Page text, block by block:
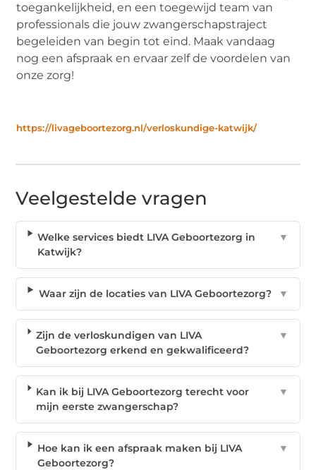
toegankelijkheid, en een toegewijd team van
professionals die jouw zwangerschapstraject
begeleiden van begin tot eind. Maak vandaag
nog een afspraak en ervaar zelf de voordelen van
onze zorg!
https://livageboortezorg.nl/verloskundige-katwijk/
Veelgestelde vragen
Welke services biedt LIVA Geboortezorg in
Katwijk?
▼
Waar zijn de locaties van LIVA Geboortezorg? ▼
Zijn de verloskundigen van LIVA
Geboortezorg erkend en gekwalificeerd?
▼
Kan ik bij LIVA Geboortezorg terecht voor
mijn eerste zwangerschap?
▼
Hoe kan ik een afspraak maken bij LIVA
Geboortezorg?
▼